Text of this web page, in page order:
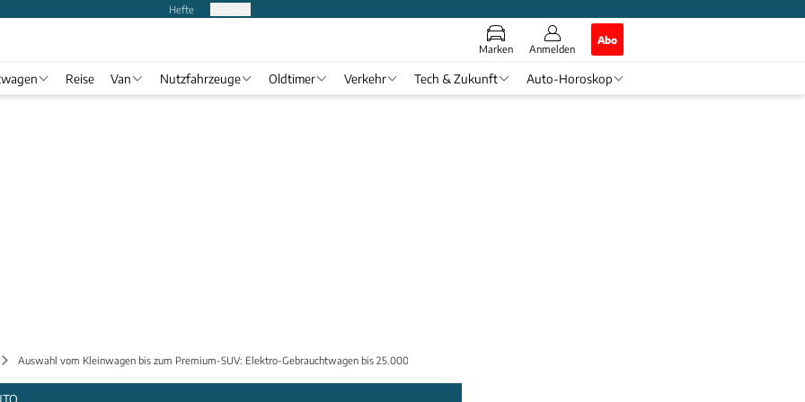
Hefte
Marken Anmelden
Abo
Reise Van Nutzfahrzeuge Oldtimer Verkehr Tech & Zukunft Auto-Horoskop
Auswahl vom Kleinwagen bis zum Premium-SUV: Elektro-Gebrauchtwagen bis 25.000 Euro